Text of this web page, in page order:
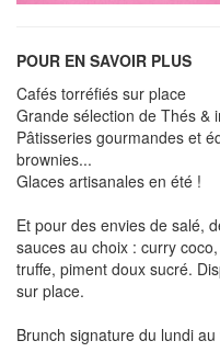
POUR EN SAVOIR PLUS
Cafés torréfiés sur place
Grande sélection de Thés &
Pâtisseries gourmandes et
brownies...
Glaces artisanales en été !
Et pour des envies de salé,
sauces au choix : curry
truffe, piment doux sucré.
sur place.
Brunch signature du lundi